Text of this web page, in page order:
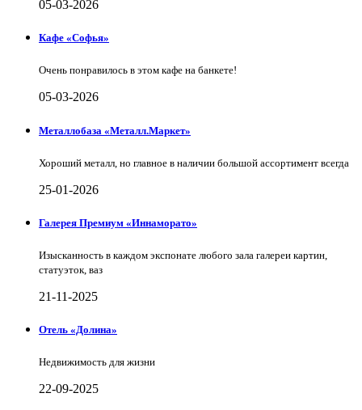
05-03-2026
Кафе «Софья»
Очень понравилось в этом кафе на банкете!
05-03-2026
Металлобаза «Металл.Маркет»
Хороший металл, но главное в наличии большой ассортимент всегда
25-01-2026
Галерея Премиум «Иннаморато»
Изысканность в каждом экспонате любого зала галереи картин,
статуэток, ваз
21-11-2025
Отель «Долина»
Недвижимость для жизни
22-09-2025